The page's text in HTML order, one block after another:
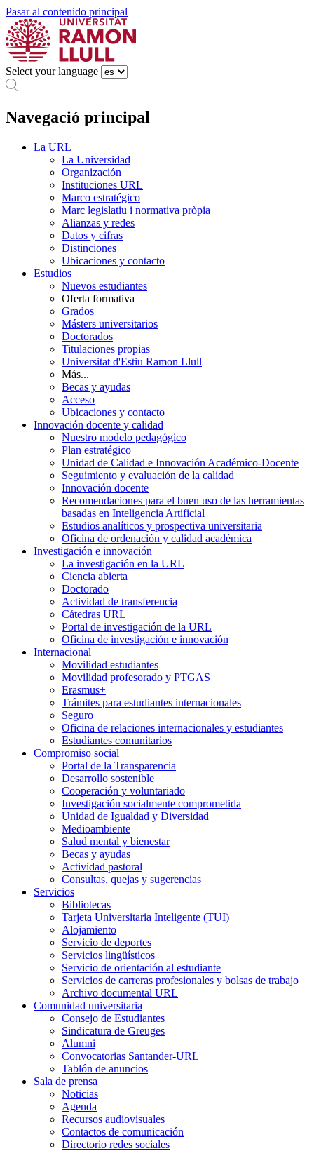
Pasar al contenido principal
Select your language
Navegació principal
La URL
La Universidad
Organización
Instituciones URL
Marco estratégico
Marc legislatiu i normativa pròpia
Alianzas y redes
Datos y cifras
Distinciones
Ubicaciones y contacto
Estudios
Nuevos estudiantes
Oferta formativa
Grados
Másters universitarios
Doctorados
Titulaciones propias
Universitat d'Estiu Ramon Llull
Más...
Becas y ayudas
Acceso
Ubicaciones y contacto
Innovación docente y calidad
Nuestro modelo pedagógico
Plan estratégico
Unidad de Calidad e Innovación Académico-Docente
Seguimiento y evaluación de la calidad
Innovación docente
Recomendaciones para el buen uso de las herramientas
basadas en Inteligencia Artificial
Estudios analíticos y prospectiva universitaria
Oficina de ordenación y calidad académica
Investigación e innovación
La investigación en la URL
Ciencia abierta
Doctorado
Actividad de transferencia
Cátedras URL
Portal de investigación de la URL
Oficina de investigación e innovación
Internacional
Movilidad estudiantes
Movilidad profesorado y PTGAS
Erasmus+
Trámites para estudiantes internacionales
Seguro
Oficina de relaciones internacionales y estudiantes
Estudiantes comunitarios
Compromiso social
Portal de la Transparencia
Desarrollo sostenible
Cooperación y voluntariado
Investigación socialmente comprometida
Unidad de Igualdad y Diversidad
Medioambiente
Salud mental y bienestar
Becas y ayudas
Actividad pastoral
Consultas, quejas y sugerencias
Servicios
Bibliotecas
Tarjeta Universitaria Inteligente (TUI)
Alojamiento
Servicio de deportes
Servicios lingüísticos
Servicio de orientación al estudiante
Servicios de carreras profesionales y bolsas de trabajo
Archivo documental URL
Comunidad universitaria
Consejo de Estudiantes
Sindicatura de Greuges
Alumni
Convocatorias Santander-URL
Tablón de anuncios
Sala de prensa
Noticias
Agenda
Recursos audiovisuales
Contactos de comunicación
Directorio redes sociales